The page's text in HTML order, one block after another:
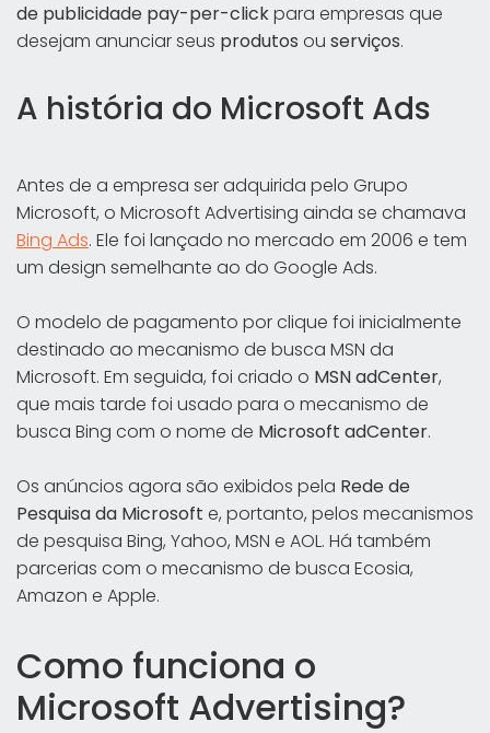
de publicidade pay-per-clickpara empresas que
desejam anunciar seus produtos ou serviços.
A história do Microsoft Ads
Antes de a empresa ser adquirida pelo Grupo
Microsoft, o Microsoft Advertising ainda se chamava
Bing Ads. Ele foi lançado no mercado em 2006 e tem
um design semelhante ao do Google Ads.
O modelo de pagamento por clique foi inicialmente
destinado ao mecanismo de busca MSN da
Microsoft. Em seguida, foi criado o MSN adCenter,
que mais tarde foi usado para o mecanismo de
busca Bing com o nome de Microsoft adCenter.
Os anúncios agora são exibidos pela Rede de
Pesquisa da Microsoft e, portanto, pelos mecanismos
de pesquisa Bing, Yahoo, MSN e AOL. Há também
parcerias com o mecanismo de busca Ecosia,
Amazon e Apple.
Como funciona o
Microsoft Advertising?